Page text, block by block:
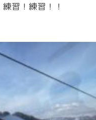
習！練習！！